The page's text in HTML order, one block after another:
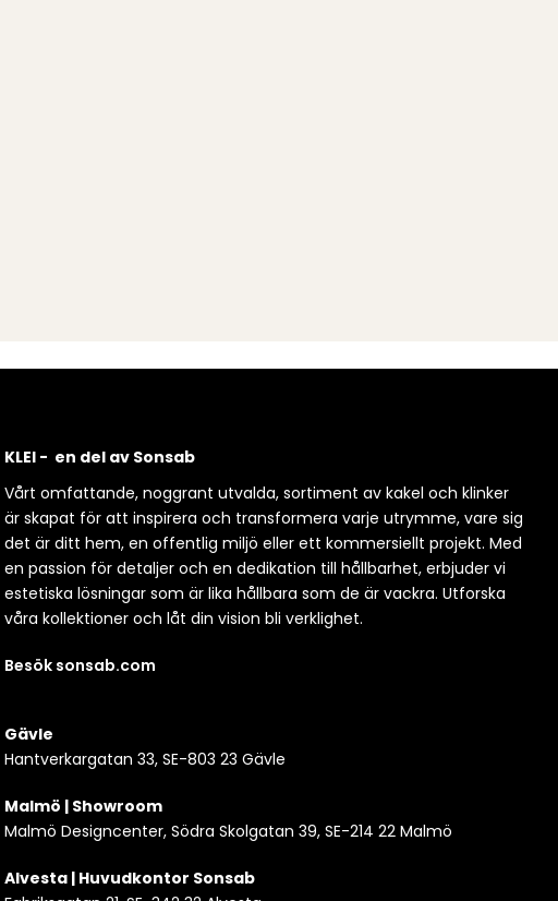
KLEI - en del av Sonsab
Vårt omfattande, noggrant utvalda, sortiment av kakel och klinker
är skapat för att inspirera och transformera varje utrymme, vare sig
det är ditt hem, en offentlig miljö eller ett kommersiellt projekt. Med
en passion för detaljer och en dedikation till hållbarhet, erbjuder vi
estetiska lösningar som är lika hållbara som de är vackra. Utforska
våra kollektioner och låt din vision bli verklighet.
Besök sonsab.com
Gävle
Hantverkargatan 33, SE-803 23 Gävle
Malmö | Showroom
Malmö Designcenter, Södra Skolgatan 39, SE-214 22 Malmö
Alvesta | Huvudkontor Sonsab